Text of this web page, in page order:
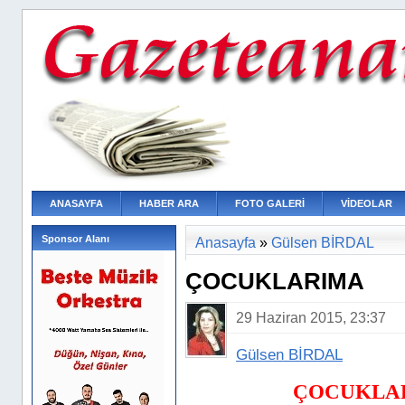
ANASAYFA HABER ARA FOTO GALERİ VİDEOLAR
Sponsor Alanı Anasayfa » Gülsen BİRDAL
ÇOCUKLARIMA
29 Haziran 2015, 23:37
Gülsen BİRDAL